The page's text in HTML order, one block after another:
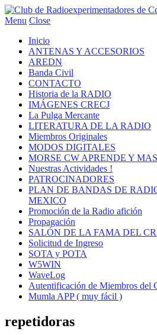
Menu Close
Inicio
ANTENAS Y ACCESORIOS
AREDN
Banda Civil
CONTACTO
Historia de la RADIO
IMÁGENES CRECJ
La Pulga Mercante
LITERATURA DE LA RADIO
Miembros Originales
MODOS DIGITALES
MORSE CW APRENDE Y MAS
Nuestras Actividades !
PATROCINADORES
PLAN DE BANDAS DE
MEXICO
Promoción de la Radio afición
Propagación
SALÓN DE LA FAMA DEL
Solicitud de Ingreso
SOTA y POTA
W5WIN
WaveLog
Autentificación de Miembros del
Mumla APP ( muy fácil )
repetidoras